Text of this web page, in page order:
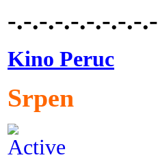
-.-.-.-.-.-.-.-.-.-
Kino Peruc
Srpen